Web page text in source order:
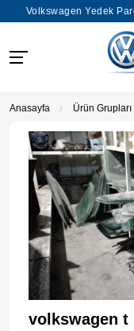
Volkswagen Yedek
Anasayfa Ürün Grupları
volkswagen t